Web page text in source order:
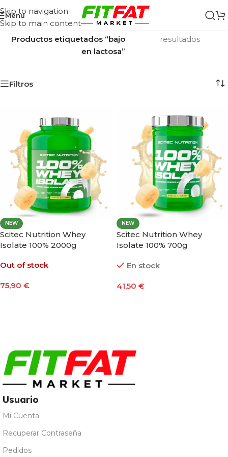
Skip to navigation
Skip to main content
Menu
Inicio/
Productos etiquetados “bajo
en lactosa”
resultados
Filtros
NEW
Scitec Nutrition Whey
Isolate 100% 2000g
Out of stock
75,90 €
NEW
Scitec Nutrition Whey
Isolate 100% 700g
En stock
41,50 €
Usuario
Mi Cuenta
Recuperar Contraseña
Pedidos